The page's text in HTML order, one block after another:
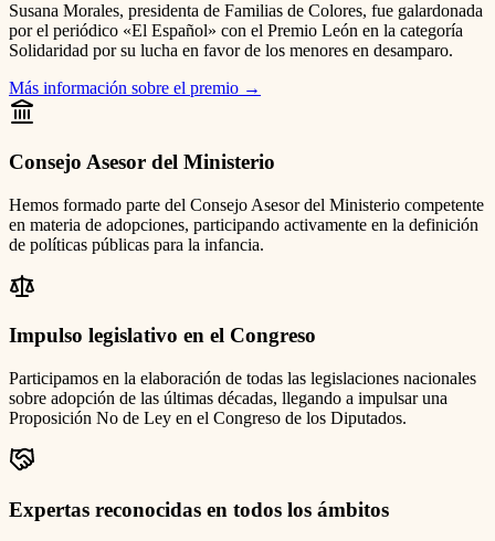
Susana Morales, presidenta de Familias de Colores, fue galardonada
por el periódico «El Español» con el Premio León en la categoría
Solidaridad por su lucha en favor de los menores en desamparo.
Más información sobre el premio →
Consejo Asesor del Ministerio
Hemos formado parte del Consejo Asesor del Ministerio competente
en materia de adopciones, participando activamente en la definición
de políticas públicas para la infancia.
Impulso legislativo en el Congreso
Participamos en la elaboración de todas las legislaciones nacionales
sobre adopción de las últimas décadas, llegando a impulsar una
Proposición No de Ley en el Congreso de los Diputados.
Expertas reconocidas en todos los ámbitos